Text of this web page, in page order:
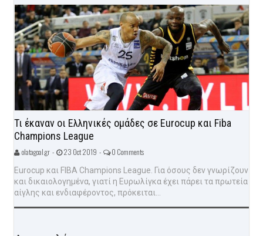
Τι έκαναν οι Ελληνικές ομάδες σε Eurocup και Fiba
Champions League
olatagoal.gr - 23 Oct 2019 - 0 Comments
Eurocup και FIBA Champions League. Για όσους δεν γνωρίζουν
και δικαιολογημένα, γιατί η Ευρωλίγκα έχει πάρει τα πρωτεία
αίγλης και ενδιαφέροντος, πρόκειται...